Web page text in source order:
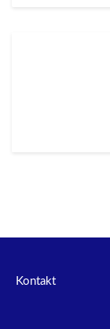
Kontakt